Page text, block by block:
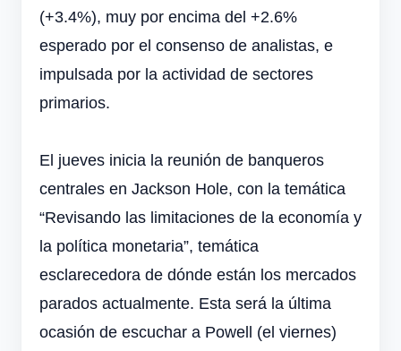
(+3.4%), muy por encima del +2.6%
esperado por el consenso de analistas, e
impulsada por la actividad de sectores
primarios.
El jueves inicia la reunión de banqueros
centrales en Jackson Hole, con la temática
“Revisando las limitaciones de la economía y
la política monetaria”, temática
esclarecedora de dónde están los mercados
parados actualmente. Esta será la última
ocasión de escuchar a Powell (el viernes)